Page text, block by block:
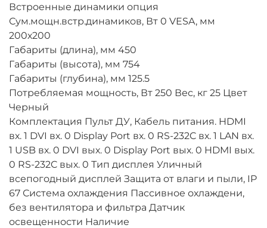
Встроенные динамики опция
Сум.мощн.встр.динамиков, Вт 0 VESA, мм
200х200
Габариты (длина), мм 450
Габариты (высота), мм 754
Габариты (глубина), мм 125.5
Потребляемая мощность, Вт 250 Вес, кг 25 Цвет
Черный
Комплектация Пульт ДУ, Кабель питания. HDMI
вх. 1 DVI вх. 0 Display Port вх. 0 RS-232C вх. 1 LAN вх.
1 USB вх. 0 DVI вых. 0 Display Port вых. 0 HDMI вых.
0 RS-232C вых. 0 Тип дисплея Уличный
всепогодный дисплей Защита от влаги и пыли, IP
67 Система охлаждения Пассивное охлаждени,
без вентилятора и фильтра Датчик
освещенности Наличие